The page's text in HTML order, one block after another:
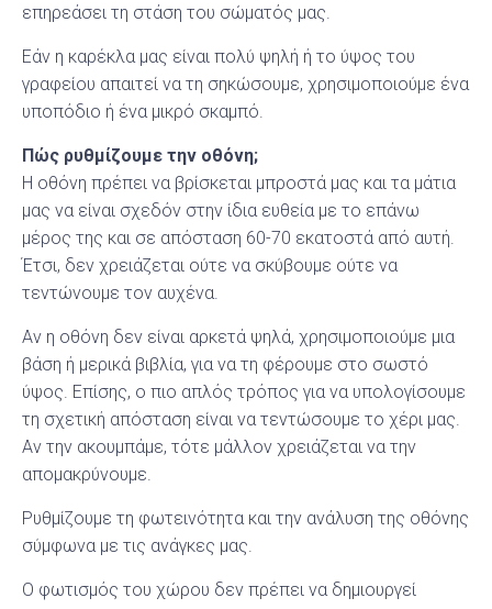
επηρεάσει τη στάση του σώματός μας.
Εάν η καρέκλα μας είναι πολύ ψηλή ή το ύψος του
γραφείου απαιτεί να τη σηκώσουμε, χρησιμοποιούμε ένα
υποπόδιο ή ένα μικρό σκαμπό.
Πώς ρυθμίζουμε την οθόνη;
Η οθόνη πρέπει να βρίσκεται μπροστά μας και τα μάτια
μας να είναι σχεδόν στην ίδια ευθεία με το επάνω
μέρος της και σε απόσταση 60-70 εκατοστά από αυτή.
Έτσι, δεν χρειάζεται ούτε να σκύβουμε ούτε να
τεντώνουμε τον αυχένα.
Αν η οθόνη δεν είναι αρκετά ψηλά, χρησιμοποιούμε μια
βάση ή μερικά βιβλία, για να τη φέρουμε στο σωστό
ύψος. Επίσης, ο πιο απλός τρόπος για να υπολογίσουμε
τη σχετική απόσταση είναι να τεντώσουμε το χέρι μας.
Αν την ακουμπάμε, τότε μάλλον χρειάζεται να την
απομακρύνουμε.
Ρυθμίζουμε τη φωτεινότητα και την ανάλυση της οθόνης
σύμφωνα με τις ανάγκες μας.
Ο φωτισμός του χώρου δεν πρέπει να δημιουργεί